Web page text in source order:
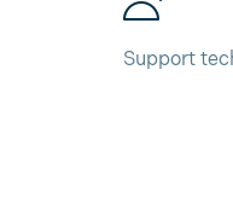
Support